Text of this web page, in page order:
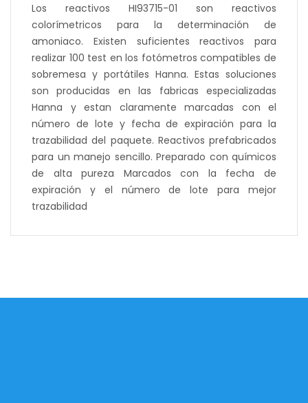
Los reactivos HI93715-01 son reactivos
colorímetricos para la determinación de
amoniaco. Existen suficientes reactivos para
realizar 100 test en los fotómetros compatibles de
sobremesa y portátiles Hanna. Estas soluciones
son producidas en las fabricas especializadas
Hanna y estan claramente marcadas con el
número de lote y fecha de expiración para la
trazabilidad del paquete. Reactivos prefabricados
para un manejo sencillo. Preparado con químicos
de alta pureza Marcados con la fecha de
expiración y el número de lote para mejor
trazabilidad